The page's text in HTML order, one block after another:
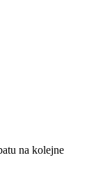
na kolejne